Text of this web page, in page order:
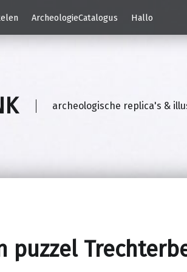
ArcheologieCatalogus Hallo
archeologische replica's &
puzzel